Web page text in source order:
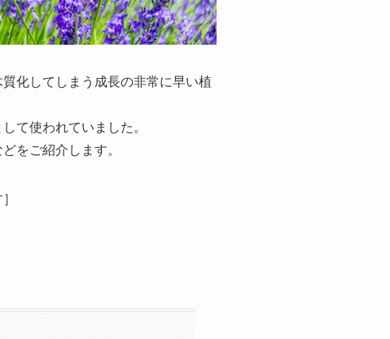
化してしまう成長の非常に早い植
て使われていました。
をご紹介します。